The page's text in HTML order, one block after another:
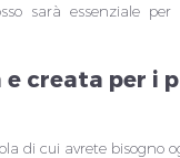
sarà essenziale
e creata per i
di cui avrete bisogno